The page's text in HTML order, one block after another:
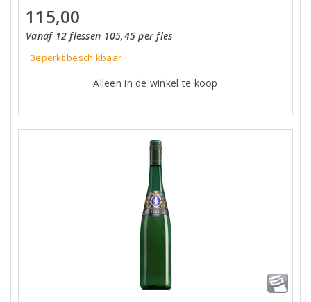
115,00
Vanaf 12 flessen 105,45 per fles
Beperkt beschikbaar
Alleen in de winkel te koop